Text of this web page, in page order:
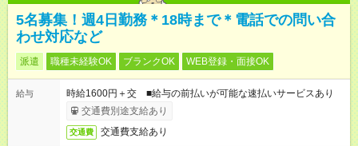
5名募集！週4日勤務＊18時まで＊電話での問い合
わせ対応など
派遣 職種未経験OK ブランクOK WEB登録・面接OK
給与
時給1600円＋交 ■給与の前払いが可能な速払いサービスあり
交通費別途支給あり
交通費 交通費支給あり